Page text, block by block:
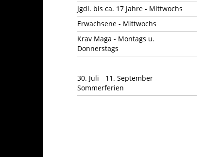
Jgdl. bis ca. 17 Jahre - Mittwochs
Erwachsene - Mittwochs
Krav Maga - Montags u.
Donnerstags
30. Juli - 11. September -
Sommerferien